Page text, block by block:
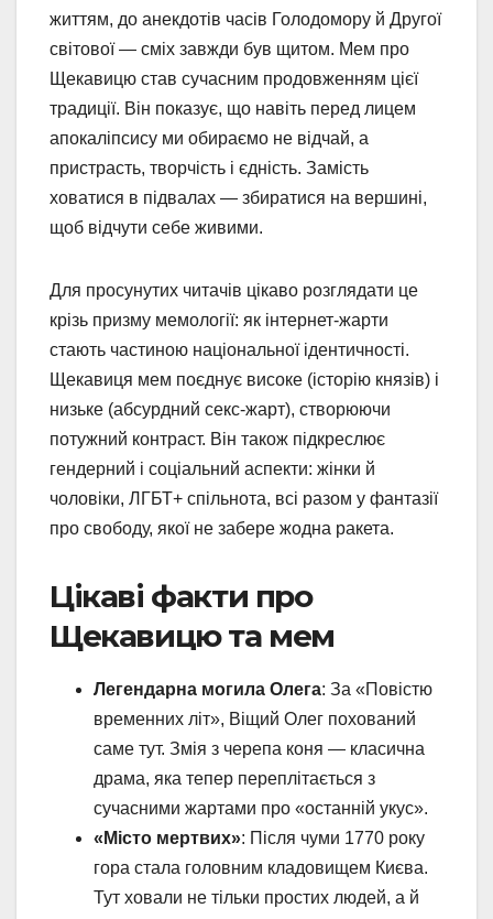
життям, до анекдотів часів Голодомору й Другої
світової — сміх завжди був щитом. Мем про
Щекавицю став сучасним продовженням цієї
традиції. Він показує, що навіть перед лицем
апокаліпсису ми обираємо не відчай, а
пристрасть, творчість і єдність. Замість
ховатися в підвалах — збиратися на вершині,
щоб відчути себе живими.
Для просунутих читачів цікаво розглядати це
крізь призму мемології: як інтернет-жарти
стають частиною національної ідентичності.
Щекавиця мем поєднує високе (історію князів) і
низьке (абсурдний секс-жарт), створюючи
потужний контраст. Він також підкреслює
гендерний і соціальний аспекти: жінки й
чоловіки, ЛГБТ+ спільнота, всі разом у фантазії
про свободу, якої не забере жодна ракета.
Цікаві факти про
Щекавицю та мем
Легендарна могила Олега: За «Повістю
временних літ», Віщий Олег похований
саме тут. Змія з черепа коня — класична
драма, яка тепер переплітається з
сучасними жартами про «останній укус».
«Місто мертвих»: Після чуми 1770 року
гора стала головним кладовищем Києва.
Тут ховали не тільки простих людей, а й